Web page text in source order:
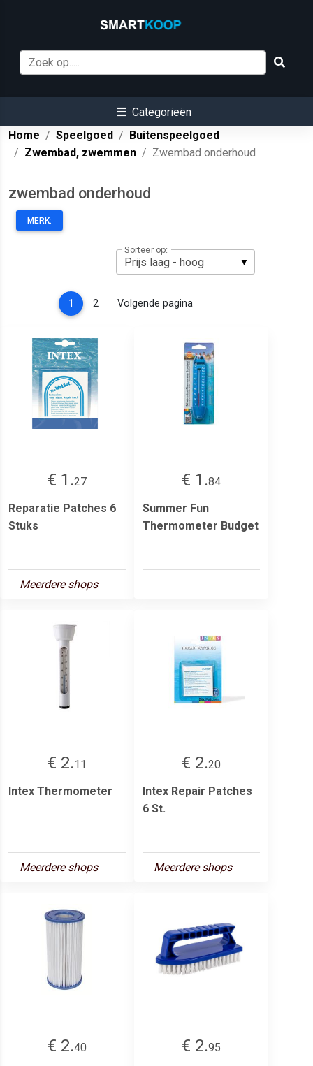
Categorieën
Home
Speelgoed
Buitenspeelgoed
Zwembad, zwemmen
Zwembad onderhoud
zwembad onderhoud
MERK:
Sorteer op:
1 (current)
2 Volgende pagina
€ 1.27
Reparatie Patches 6
Stuks
Meerdere shops
€ 1.84
Summer Fun
Thermometer Budget
€ 2.11
Intex Thermometer
Meerdere shops
€ 2.20
Intex Repair Patches
6 St.
Meerdere shops
€ 2.40
€ 2.95